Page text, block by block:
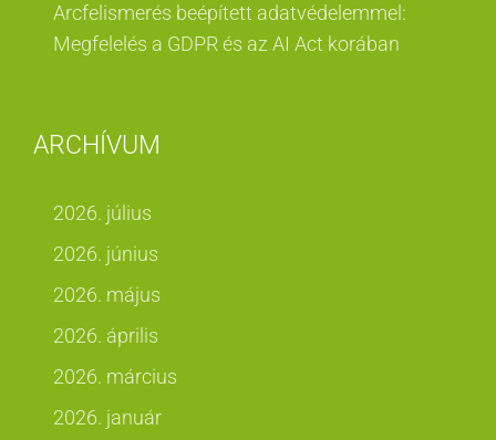
Arcfelismerés beépített adatvédelemmel:
Megfelelés a GDPR és az AI Act korában
ARCHÍVUM
2026. július
2026. június
2026. május
2026. április
2026. március
2026. január